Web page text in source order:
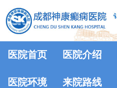
医院首页 医院介绍
医院环境 来院路线